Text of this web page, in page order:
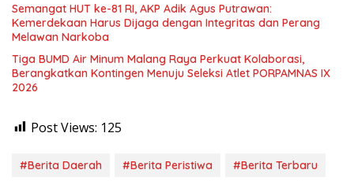
Semangat HUT ke-81 RI, AKP Adik Agus Putrawan:
Kemerdekaan Harus Dijaga dengan Integritas dan Perang
Melawan Narkoba
Tiga BUMD Air Minum Malang Raya Perkuat Kolaborasi,
Berangkatkan Kontingen Menuju Seleksi Atlet PORPAMNAS IX
2026
Post Views: 125
#Berita Daerah #Berita Peristiwa
#Berita Terbaru